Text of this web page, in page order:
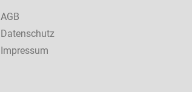
AGB
Datenschutz
Impressum